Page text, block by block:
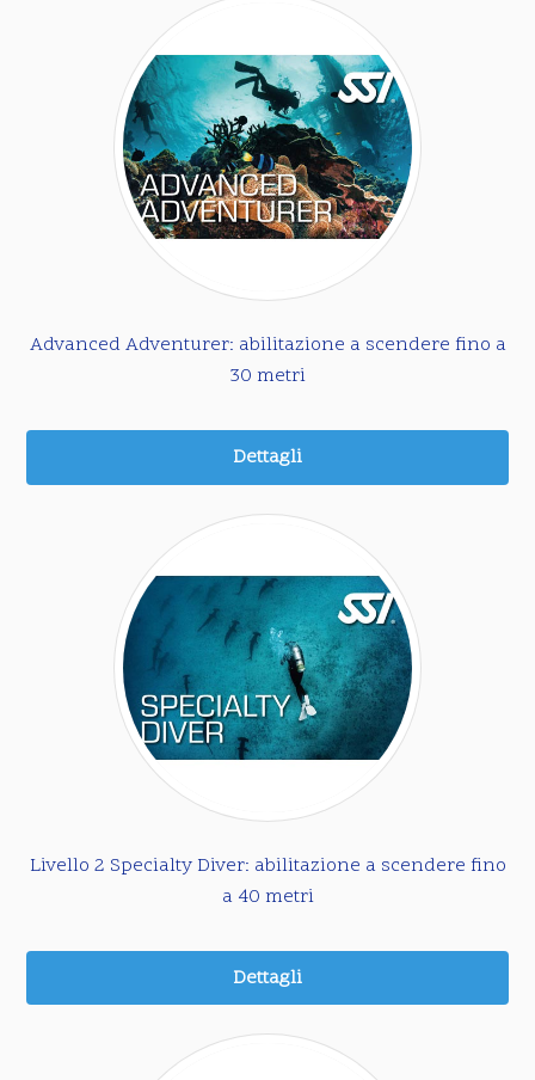
Advanced Adventurer: abilitazione a scendere fino a
30 metri
Dettagli
Livello 2 Specialty Diver: abilitazione a scendere fino
a 40 metri
Dettagli